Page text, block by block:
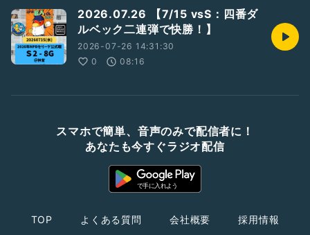
2026.07.26 【7/15 vsS：四番ダ
ルベック二連弾で快勝！】
2026-07-26 14:31:30
0
08:16
スマホで簡単、音声のみで配信者に！
あなたも今すぐラジオ配信
TOP よくある質問 会社概要
採用情報